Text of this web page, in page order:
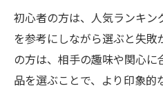
初心者の方は、人気ランキ
を参考にしながら選ぶと失敗
の方は、相手の趣味や関心
品を選ぶことで、より印象的